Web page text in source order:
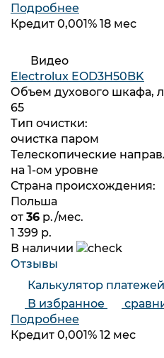
Подробнее
Кредит 0,001% 18 мес
Видео
Electrolux EOD3H50BK
Объем духового шкафа,
65
Тип очистки:
очистка паром
Телескопические
на 1-ом уровне
Страна происхождения:
Польша
от 36 р./мес.
1 399 р.
В наличии
Отзывы
Калькулятор
В избранное
Подробнее
Кредит 0,001% 12 мес